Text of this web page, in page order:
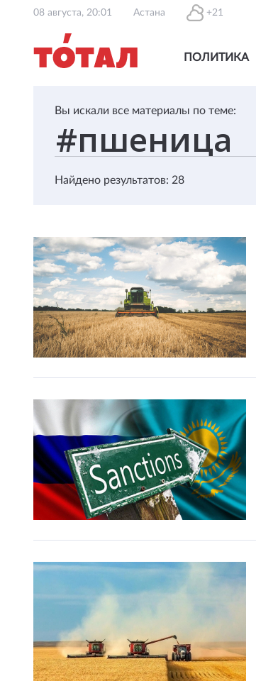
08 августа, 20:01 Астана +21
ПОЛИТИКА
Вы искали все материалы по теме:
Найдено результатов: 28